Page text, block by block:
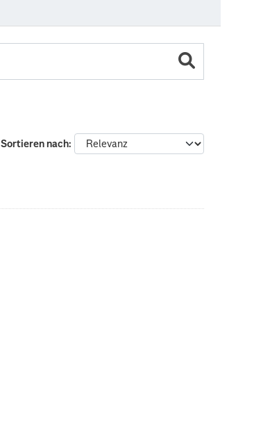
Sortieren nach